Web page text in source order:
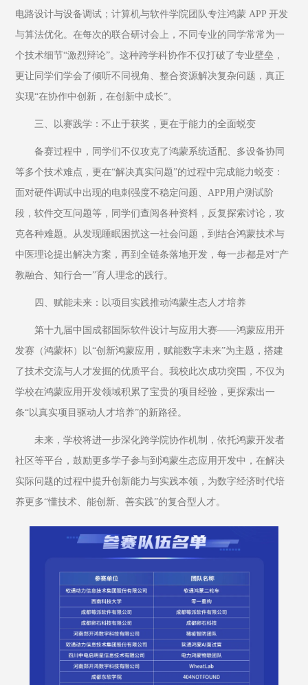
电路设计与设备调试；计算机与软件学院团队专注鸿蒙 APP 开发
与算法优化。在每次的联合研讨会上，不同专业的同学常常为一
个技术细节“激烈辩论”。这种跨学科协作不仅打破了专业壁垒，
更让同学们学会了倾听不同视角、整合资源解决复杂问题，真正
实现“在协作中创新，在创新中成长”。
三、以赛践学：不止于获奖，更在于能力的全面蜕变
备赛过程中，同学们不仅攻克了鸿蒙系统适配、多设备协同
等多个技术难点，更在“解决真实问题”的过程中完成能力蜕变：
面对硬件调试中出现的电刺强度不稳定问题、APP用户测试阶
段，软件交互问题等，同学们查阅各种资料，反复探索讨论，攻
克各种难题。从发现睡眠困扰这一社会问题，到结合鸿蒙技术与
中医理论提出解决方案，再到全链条落地开发，每一步都是对“产
教融合、知行合一”育人理念的践行。
四、赋能未来：以项目实践推动鸿蒙生态人才培养
第十九届中国成都国际软件设计与应用大赛——鸿蒙应用开
发赛（鸿蒙杯）以“创新鸿蒙应用，赋能数字未来”为主题，搭建
了技术交流与人才发掘的优质平台。我校此次成功突围，不仅为
学校在鸿蒙应用开发领域积累了宝贵的项目经验，更探索出一
条“以真实项目驱动人才培养”的新路径。
未来，学校将进一步深化跨学院协作机制，依托鸿蒙开发者
社区等平台，鼓励更多学子参与到鸿蒙生态应用开发中，在解决
实际问题的过程中提升创新能力与实践本领，为数字经济时代培
养更多“懂技术、能创新、善实践”的复合型人才。